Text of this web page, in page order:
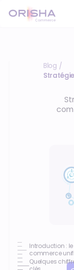
Blog /
Introduction : le
commerce
allié
incontournable
Quelques